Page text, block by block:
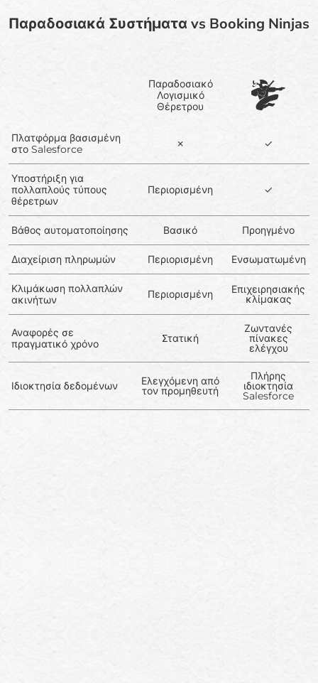
Παραδοσιακά Συστήματα vs Booking Ninjas
Παραδοσιακό
Λογισμικό
Θέρετρου
Πλατφόρμα βασισμένη
στο Salesforce
✗ ✓
Υποστήριξη για
πολλαπλούς τύπους
θέρετρων
Περιορισμένη ✓
Βάθος αυτοματοποίησης Βασικό Προηγμένο
Διαχείριση πληρωμών Περιορισμένη Ενσωματωμένη
Κλιμάκωση πολλαπλών
ακινήτων
Περιορισμένη Επιχειρησιακής
κλίμακας
Αναφορές σε
πραγματικό χρόνο
Στατική
Ζωντανές
πίνακες
ελέγχου
Ιδιοκτησία δεδομένων Ελεγχόμενη από
τον προμηθευτή
Πλήρης
ιδιοκτησία
Salesforce